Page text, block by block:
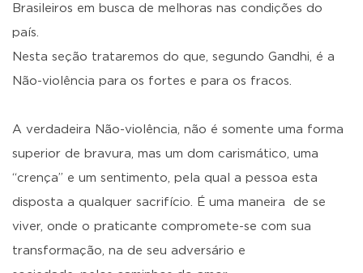
Brasileiros em busca de melhoras nas condições do
país.
Nesta seção trataremos do que, segundo Gandhi, é a
Não-violência para os fortes e para os fracos.
A verdadeira Não-violência, não é somente uma forma
superior de bravura, mas um dom carismático, uma
“crença” e um sentimento, pela qual a pessoa esta
disposta a qualquer sacrifício. É uma maneira de se
viver, onde o praticante compromete-se com sua
transformação, na de seu adversário e